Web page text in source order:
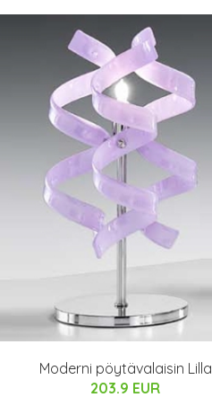
Moderni pöytävalaisin Lilla
203.9 EUR